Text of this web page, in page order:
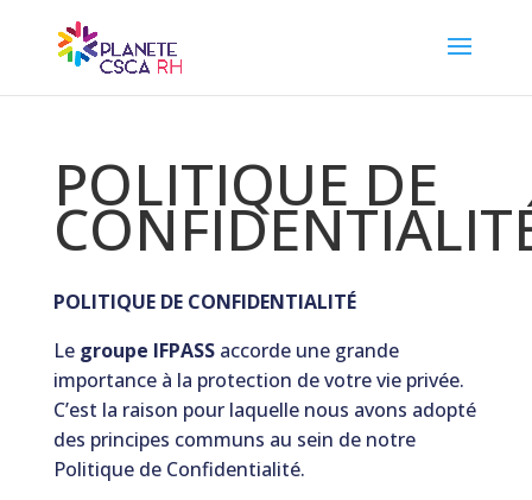
POLITIQUE DE
POLITIQUE DE CONFIDENTIALITÉ
Le groupe IFPASSaccorde une grande
importance à la protection de votre vie privée.
C’est la raison pour laquelle nous avons adopté
des principes communs au sein de notre
Politique de Confidentialité.